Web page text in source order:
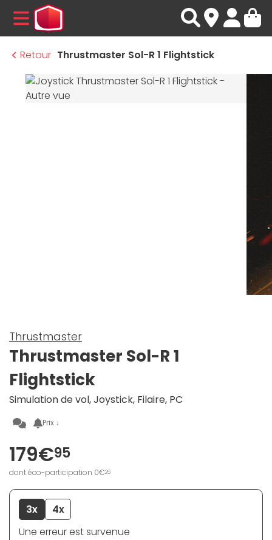
MENU
Retour Thrustmaster Sol-R 1 Flightstick
Thrustmaster
Thrustmaster Sol-R 1
Flightstick
Simulation de vol, Joystick, Filaire, PC
Prix ↓
179€95
dont éco-participation 0€26
3x
4x
Une erreur est survenue